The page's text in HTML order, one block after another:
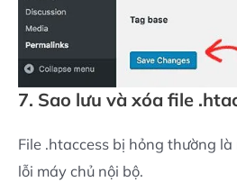
7. Sao lưu và xóa file
File .htaccess bị hỏng thường
lỗi máy chủ nội bộ.